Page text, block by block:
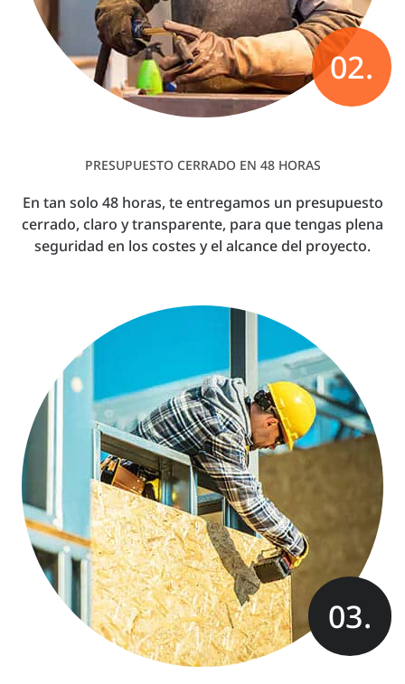
02.
PRESUPUESTO CERRADO EN 48 HORAS
En tan solo 48 horas, te entregamos un presupuesto
cerrado, claro y transparente, para que tengas plena
seguridad en los costes y el alcance del proyecto.
03.